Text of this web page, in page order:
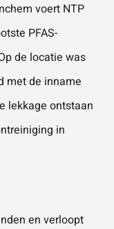
voert NTP
PFAS-
de locatie was
met de inname
lekkage ontstaan
in
en verloopt